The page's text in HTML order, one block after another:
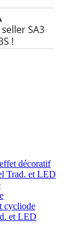
décoratif
Trad. et LED
cycliode
et LED